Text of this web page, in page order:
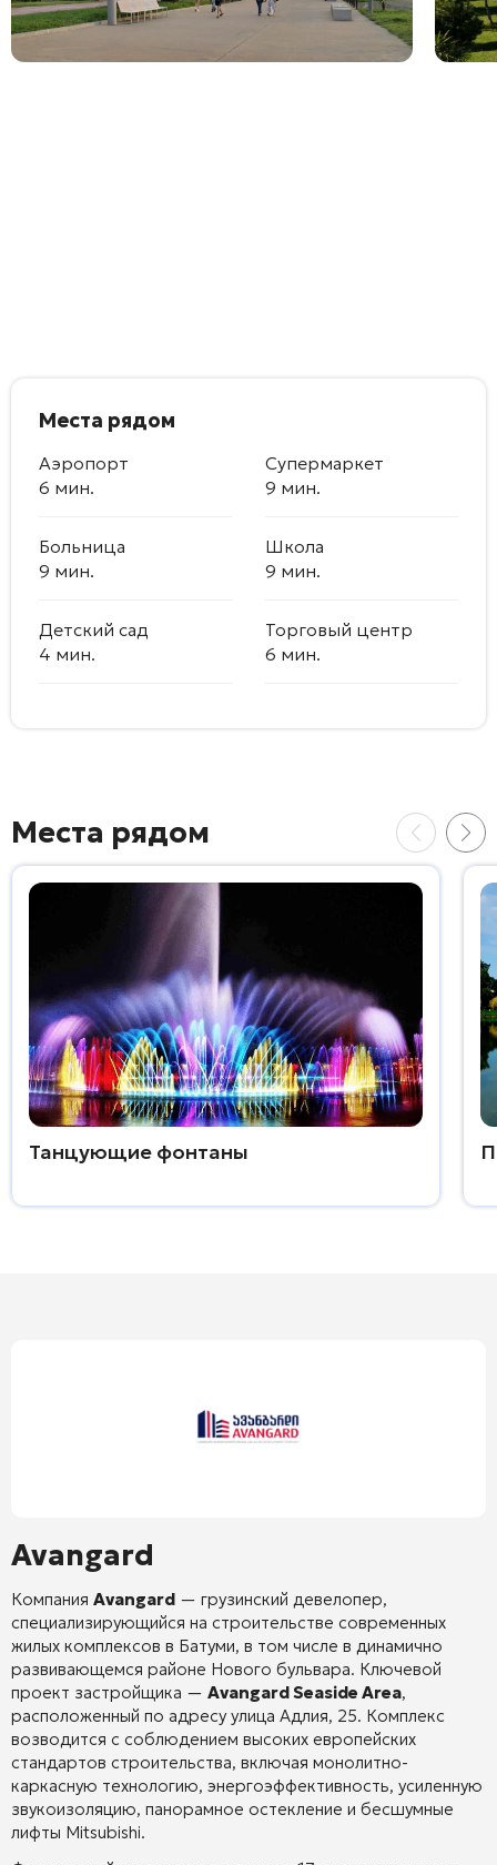
Места рядом
Аэропорт
6 мин.
Супермаркет
9 мин.
Больница
9 мин.
Школа
9 мин.
Детский сад
4 мин.
Торговый центр
6 мин.
Места рядом
Танцующие фонтаны
Avangard
Компания Avangard — грузинский девелопер,
специализирующийся на строительстве современных
жилых комплексов в Батуми, в том числе в динамично
развивающемся районе Нового бульвара. Ключевой
проект застройщика — Avangard Seaside Area,
расположенный по адресу улица Адлия, 25. Комплекс
возводится с соблюдением высоких европейских
стандартов строительства, включая монолитно-
каркасную технологию, энергоэффективность, усиленную
звукоизоляцию, панорамное остекление и бесшумные
лифты Mitsubishi.